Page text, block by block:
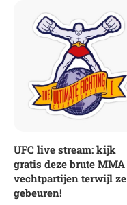
UFC live stream: kijk
gratis deze brute MMA
vechtpartijen terwijl ze
gebeuren!